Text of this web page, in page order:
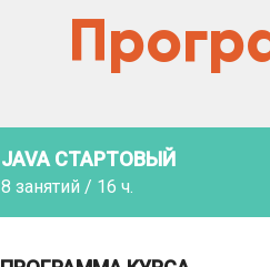
JAVA СТАРТОВЫЙ
8 занятий / 16 ч.